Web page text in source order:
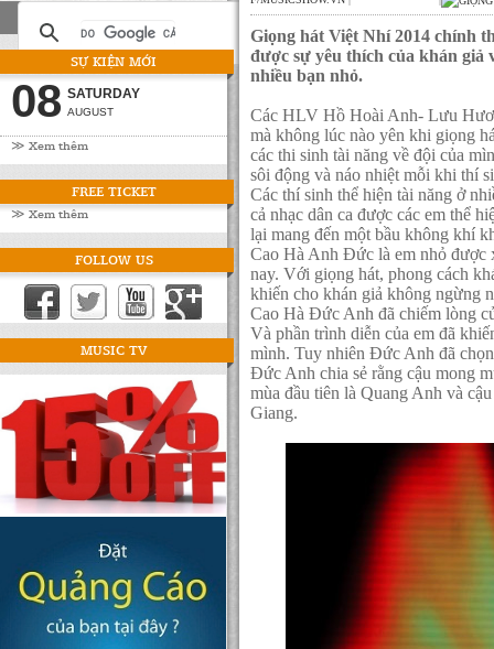
SỰ KIỆN MỚI
08 SATURDAY
AUGUST
≫ Xem thêm
FREE TICKET
≫ Xem thêm
FOLLOW US
MUSIC TV
Giọng hát Việt Nhí 2014 chính
được sự yêu thích của khán giả
nhiều bạn nhỏ.
Các HLV Hồ Hoài Anh- Lưu
mà không lúc nào yên khi giọng
các thi sinh tài năng về đội của
sôi động và náo nhiệt mỗi khi thí
Các thí sinh thể hiện tài năng ở
cả nhạc dân ca được các em thể
lại mang đến một bầu không khí
Cao Hà Anh Đức là em nhỏ được
nay. Với giọng hát, phong cách
khiến cho khán giả không ngừng
Cao Hà Đức Anh đã chiếm lòng
Và phần trình diễn của em đã
mình. Tuy nhiên Đức Anh đã
Đức Anh chia sẻ rằng cậu mong
mùa đầu tiên là Quang Anh và
Giang.